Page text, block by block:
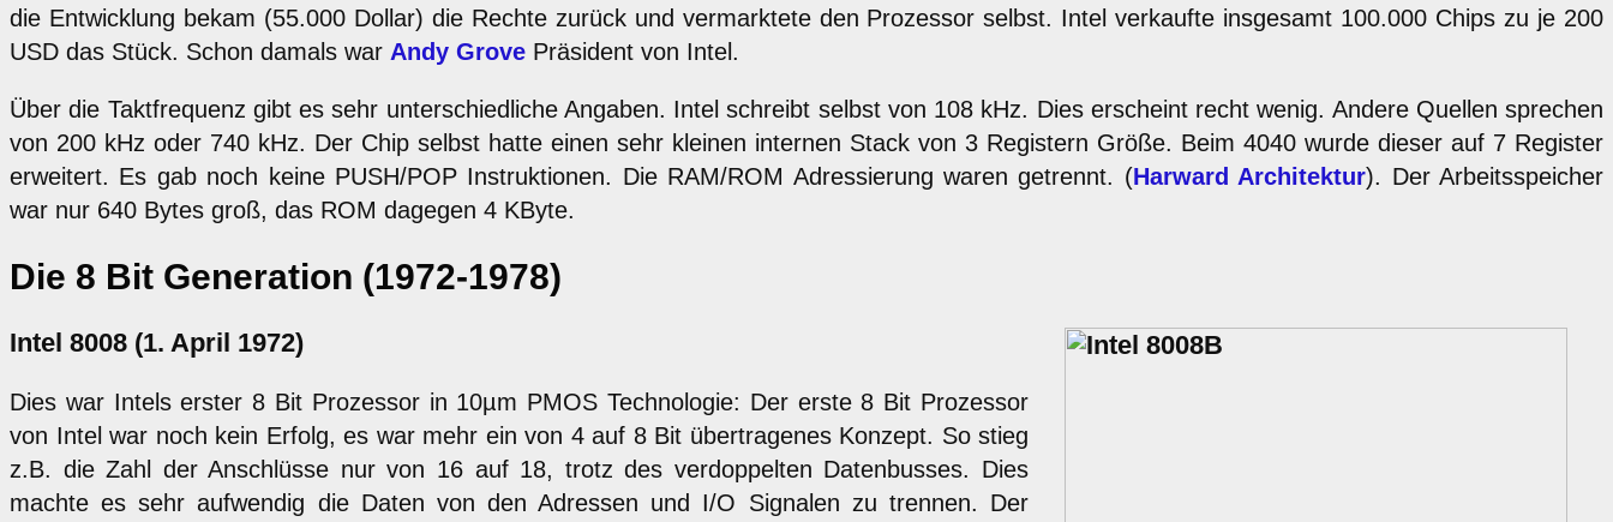
die Entwicklung bekam (55.000 Dollar) die Rechte zurück und vermarktete den Prozessor selbst. Intel verkaufte insgesamt 100.000 Chips zu je 200
USD das Stück. Schon damals war Andy Grove Präsident von Intel.
Über die Taktfrequenz gibt es sehr unterschiedliche Angaben. Intel schreibt selbst von 108 kHz. Dies erscheint recht wenig. Andere Quellen sprechen
von 200 kHz oder 740 kHz. Der Chip selbst hatte einen sehr kleinen internen Stack von 3 Registern Größe. Beim 4040 wurde dieser auf 7 Register
erweitert. Es gab noch keine PUSH/POP Instruktionen. Die RAM/ROM Adressierung waren getrennt. (Harward Architektur). Der Arbeitsspeicher
war nur 640 Bytes groß, das ROM dagegen 4 KByte.
Die 8 Bit Generation (1972-1978)
Intel 8008 (1. April 1972)
Dies war Intels erster 8 Bit Prozessor in 10µm PMOS Technologie: Der erste 8 Bit Prozessor
von Intel war noch kein Erfolg, es war mehr ein von 4 auf 8 Bit übertragenes Konzept. So stieg
z.B. die Zahl der Anschlüsse nur von 16 auf 18, trotz des verdoppelten Datenbusses. Dies
machte es sehr aufwendig die Daten von den Adressen und I/O Signalen zu trennen. Der